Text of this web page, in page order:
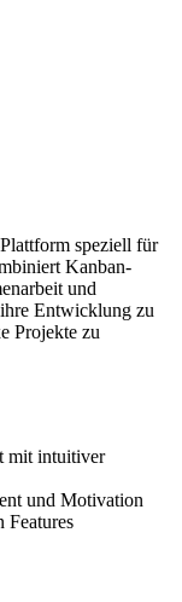
speziell für
Kanban-
und
Entwicklung zu
Projekte zu
mit intuitiver
und Motivation
Features